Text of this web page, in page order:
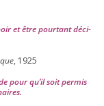
et être pour­tant déci­
, 1925
pour qu’il soit per­mis